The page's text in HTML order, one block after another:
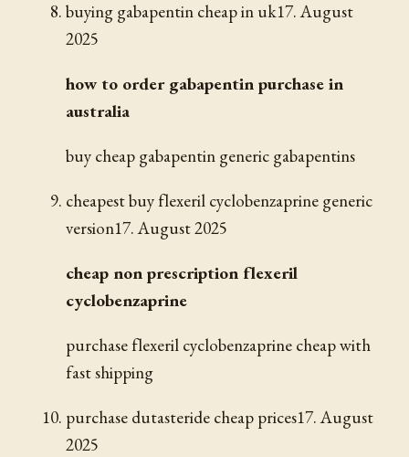
buying gabapentin cheap in uk17. August
2025
how to order gabapentin purchase in
australia
buy cheap gabapentin generic gabapentins
cheapest buy flexeril cyclobenzaprine generic
version17. August 2025
cheap non prescription flexeril
cyclobenzaprine
purchase flexeril cyclobenzaprine cheap with
fast shipping
purchase dutasteride cheap prices17. August
2025